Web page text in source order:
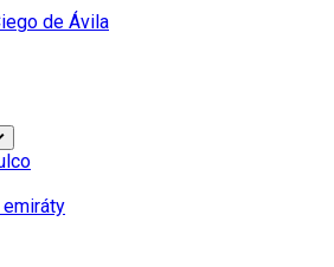
de Ávila